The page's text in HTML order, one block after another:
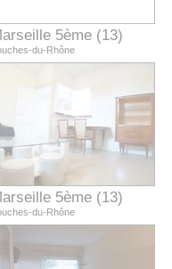
5ème (13)
du-Rhône
5ème (13)
du-Rhône